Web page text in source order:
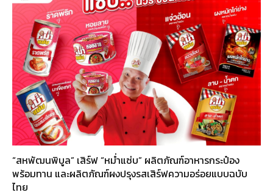
“สหพัฒนพิบูล” เสิร์ฟ “หม่ำแซ่บ” ผลิตภัณฑ์อาหารกระป๋อง
พร้อมทาน และผลิตภัณฑ์ผงปรุงรสเสิร์ฟความอร่อยแบบฉบับ
ไทย